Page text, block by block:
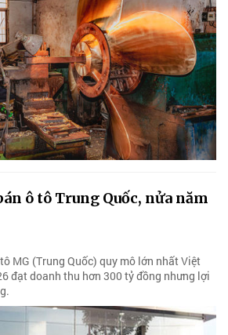
ô tô Trung Quốc, nửa năm
MG (Trung Quốc) quy mô lớn nhất Việt
đạt doanh thu hơn 300 tỷ đồng nhưng lợi